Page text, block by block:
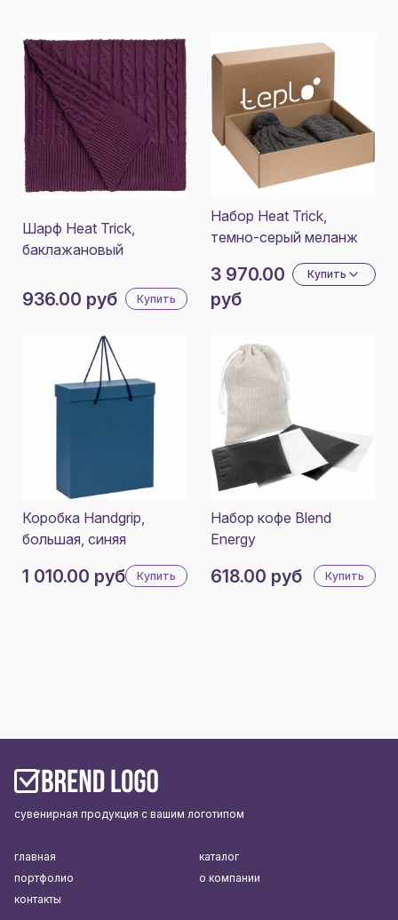
Шарф Heat Trick,
баклажановый
936.00 руб Купить
Набор Heat Trick,
темно-серый меланж
3 970.00
руб
Купить
Коробка Handgrip,
большая, синяя
1 010.00 руб Купить
Набор кофе Blend
Energy
618.00 руб Купить
сувенирная продукция с вашим логотипом
главная
каталог
портфолио
о компании
контакты